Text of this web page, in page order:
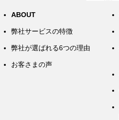
ABOUT
弊社サービスの特徴
弊社が選ばれる6つの理由
お客さまの声